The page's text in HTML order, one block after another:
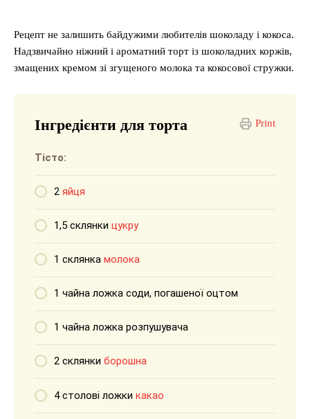
Рецепт не залишить байдужими любителів шоколаду і кокоса.
Надзвичайно ніжний і ароматний торт із шоколадних коржів,
змащених кремом зі згущеного молока та кокосової стружки.
Print
Інгредієнти для торта
Тісто:
2 яйця
1,5 склянки цукру
1 склянка молока
1 чайна ложка соди, погашеної оцтом
1 чайна ложка розпушувача
2 склянки борошна
4 столові ложки какао